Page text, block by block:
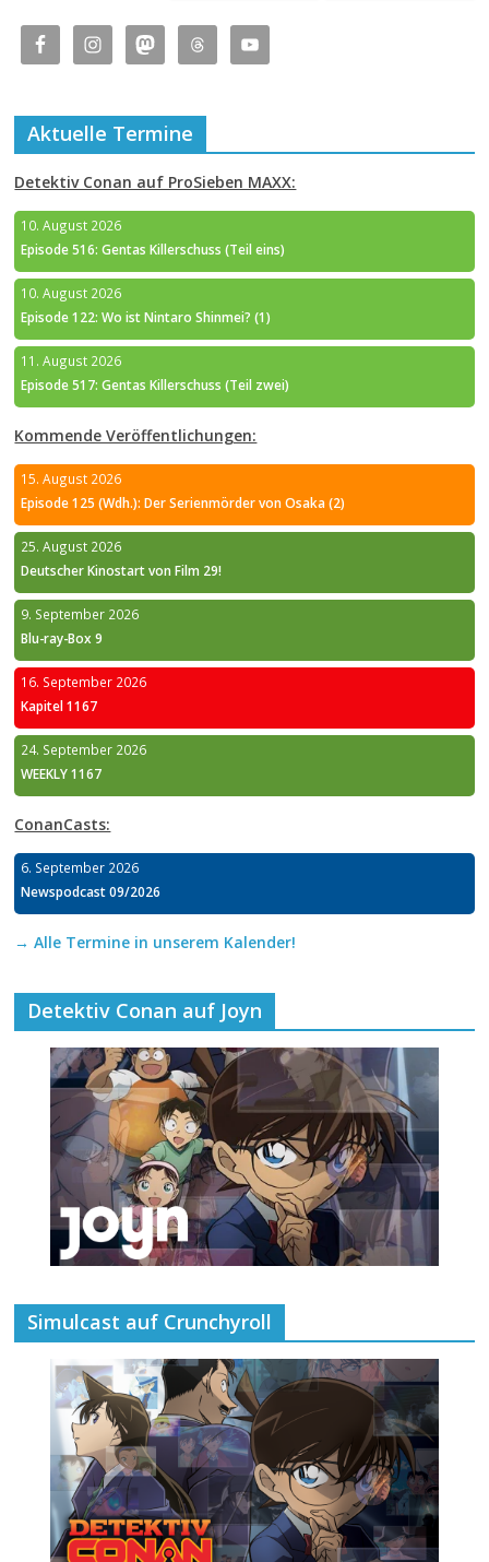
Aktuelle Termine
Detektiv Conan auf ProSieben MAXX:
10. August 2026
Episode 516: Gentas Killerschuss (Teil eins)
10. August 2026
Episode 122: Wo ist Nintaro Shinmei? (1)
11. August 2026
Episode 517: Gentas Killerschuss (Teil zwei)
Kommende Veröffentlichungen:
15. August 2026
Episode 125 (Wdh.): Der Serienmörder von Osaka (2)
25. August 2026
Deutscher Kinostart von Film 29!
9. September 2026
Blu-ray-Box 9
16. September 2026
Kapitel 1167
24. September 2026
WEEKLY 1167
ConanCasts:
6. September 2026
Newspodcast 09/2026
→ Alle Termine in unserem Kalender!
Detektiv Conan auf Joyn
Simulcast auf Crunchyroll